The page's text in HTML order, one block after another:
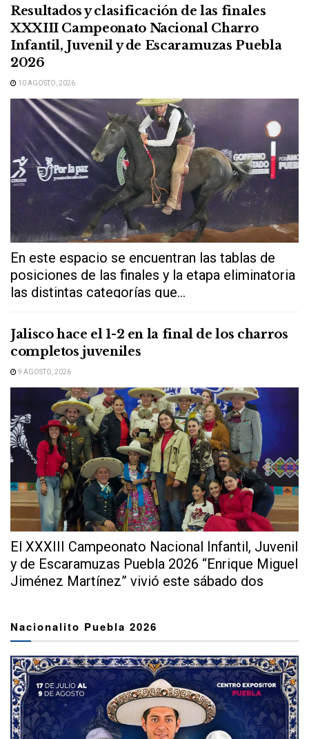
Resultados y clasificación de las finales
XXXIII Campeonato Nacional Charro
Infantil, Juvenil y de Escaramuzas Puebla
2026
10 AGOSTO, 2026
En este espacio se encuentran las tablas de
posiciones de las finales y la etapa eliminatoria
las distintas categorías que...
Jalisco hace el 1-2 en la final de los charros
completos juveniles
9 AGOSTO, 2026
El XXXIII Campeonato Nacional Infantil, Juvenil
y de Escaramuzas Puebla 2026 “Enrique Miguel
Jiménez Martínez” vivió este sábado dos
Nacionalito Puebla 2026